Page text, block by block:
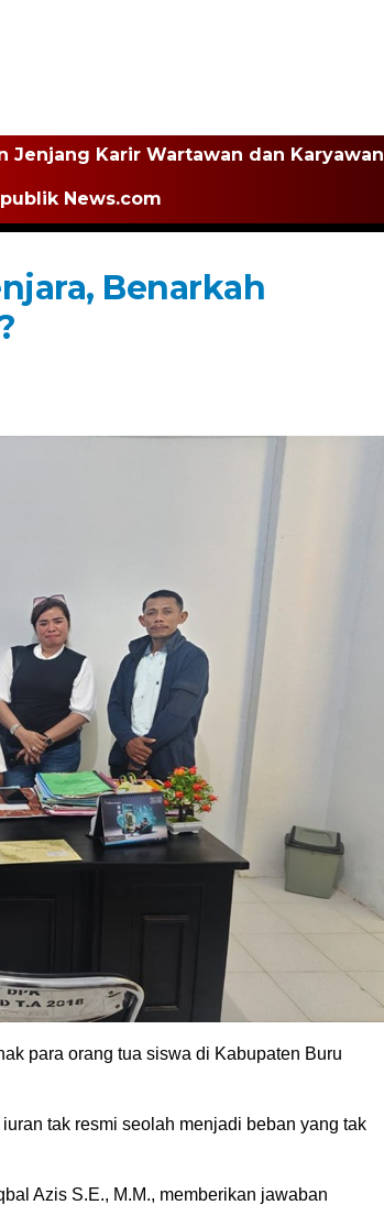
Jenjang Karir Wartawan dan Karyawan
News.com
Benarkah
para orang tua siswa di Kabupaten Buru
tak resmi seolah menjadi beban yang tak
Azis S.E., M.M., memberikan jawaban